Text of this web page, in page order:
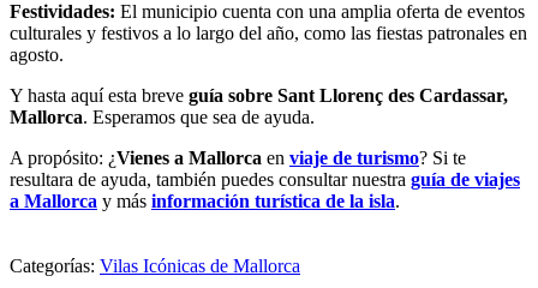
Festividades: El municipio cuenta con una amplia oferta de eventos
culturales y festivos a lo largo del año, como las fiestas patronales en
agosto.
Y hasta aquí esta breve guía sobre Sant Llorenç des Cardassar,
Mallorca. Esperamos que sea de ayuda.
A propósito: ¿Vienes a Mallorca en viaje de turismo? Si te
resultara de ayuda, también puedes consultar nuestra guía de viajes
a Mallorca y más información turística de la isla.
Categorías: Vilas Icónicas de Mallorca